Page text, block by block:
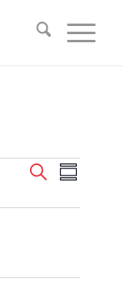
Recherche
Recherche
vues
Résumé